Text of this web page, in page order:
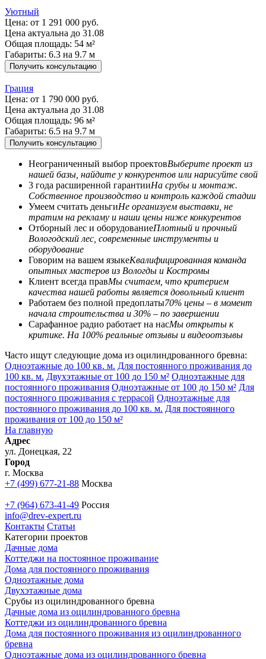
Уютный
Цена: от 1 291 000 руб.
Цена актуальна до 31.08
Общая площадь: 54 м²
Габариты: 6.3 на 9.7 м
Получить консультацию
Грация
Цена: от 1 790 000 руб.
Цена актуальна до 31.08
Общая площадь: 96 м²
Габариты: 6.5 на 9.7 м
Получить консультацию
Неограниченный выбор проектовВыберите проект из
нашей базы, найдите у конкурентов или нарисуйте свой
3 года расширенной гарантииНа срубы и монтаж.
Собственное производство и контроль каждой стадии
Умеем считать деньгиНе организуем выставки, не
тратим на рекламу и наши цены ниже конкурентов
Отборный лес и оборудованиеПлотный и прочный
Вологодский лес, современные инструменты и
оборудование
Говорим на вашем языкеКвалифицированная команда
опытных мастеров из Вологды и Костромы
Клиент всегда правМы считаем, что критерием
качества нашей работы является довольный клиент
Работаем без полной предоплаты70% цены – в момент
начала строительства и 30% – по завершении
Сарафанное радио работает на насМы открыты к
критике. На 100% реальные отзывы и видеоотзывы
Часто ищут следующие дома из оцилиндрованного бревна:
Одноэтажные до 100 кв. м. Для постоянного проживания до
100 кв. м. Двухэтажные от 100 до 150 м² Одноэтажные для
постоянного проживания Одноэтажные от 100 до 150 м² Для
постоянного проживания с террасой Одноэтажные для
постоянного проживания до 100 кв. м. Для постоянного
проживания от 100 до 150 м²
На главную
Адрес
ул. Донецкая, 22
Город
г. Москва
+7 (499) 677-21-88 Москва
+7 (964) 673-41-49 Россия
info@drev-expert.ru
Контакты Статьи
Категории проектов
Дачные дома
Коттеджи на постоянное проживание
Дома для постоянного проживания
Одноэтажные дома
Двухэтажные дома
Срубы из оцилиндрованного бревна
Дачные дома из оцилиндрованного бревна
Коттеджи из оцилиндрованного бревна
Дома для постоянного проживания из оцилиндрованного
бревна
Одноэтажные дома из оцилиндрованного бревна